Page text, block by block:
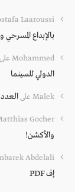
Laaroussi
بالإبداع المسرحي
Mohammed على
الدولي للسينما
Malek على
Gocher
والأكشن!
Abdelali
إف PDF